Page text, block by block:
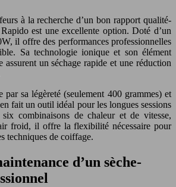
à la recherche d’un bon rapport qualité-
est une excellente option. Doté d’un
il offre des performances professionnelles
Sa technologie ionique et son élément
assurent un séchage rapide et une réduction
sa légèreté (seulement 400 grammes) et
fait un outil idéal pour les longues sessions
six combinaisons de chaleur et de vitesse,
froid, il offre la flexibilité nécessaire pour
techniques de coiffage.
d’un sèche-